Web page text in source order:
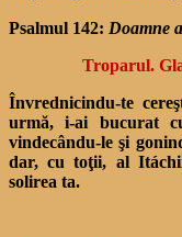
Psalmul 142: Doamne
Troparul.
Învrednicindu-te
urmă,i-ai bucurat
vindecându-le şi
dar, cu toţii, al
solirea ta.